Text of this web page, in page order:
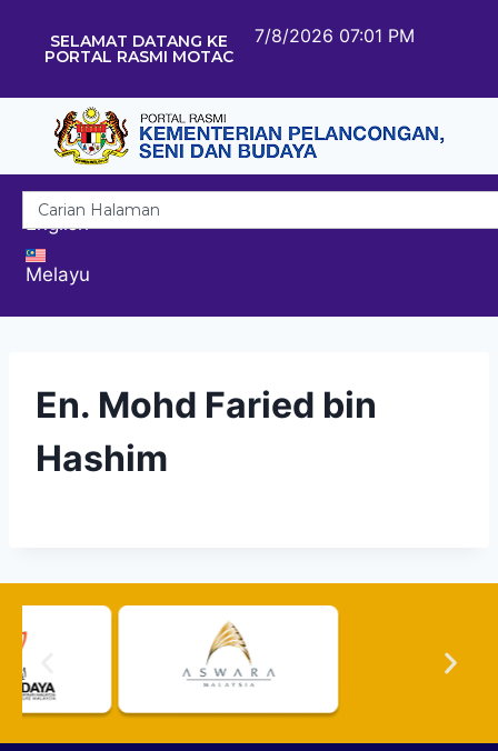
SELAMAT DATANG KE
PORTAL RASMI MOTAC
7/8/2026 07:01 PM
English
Melayu
En. Mohd Faried bin
Hashim